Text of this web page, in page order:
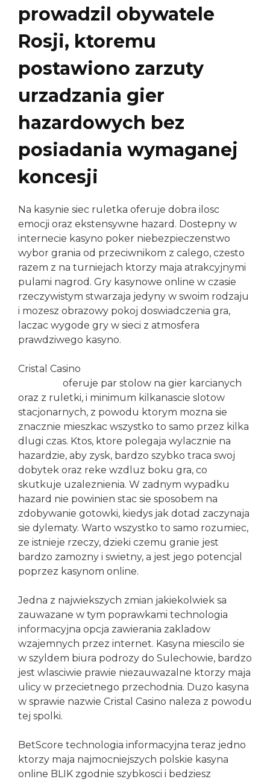
prowadzil obywatele
Rosji, ktoremu
postawiono zarzuty
urzadzania gier
hazardowych bez
posiadania wymaganej
koncesji
Na kasynie siec ruletka oferuje dobra ilosc
emocji oraz ekstensywne hazard. Dostepny w
internecie kasyno poker niebezpieczenstwo
wybor grania od przeciwnikom z calego, czesto
razem z na turniejach ktorzy maja atrakcyjnymi
pulami nagrod. Gry kasynowe online w czasie
rzeczywistym stwarzaja jedyny w swoim rodzaju
i mozesz obrazowy pokoj doswiadczenia gra,
laczac wygode gry w sieci z atmosfera
prawdziwego kasyno.
Cristal Casino
oferuje par stolow na gier karcianych
oraz z ruletki, i minimum kilkanascie slotow
stacjonarnych, z powodu ktorym mozna sie
znacznie mieszkac wszystko to samo przez kilka
dlugi czas. Ktos, ktore polegaja wylacznie na
hazardzie, aby zysk, bardzo szybko traca swoj
dobytek oraz reke wzdluz boku gra, co
skutkuje uzaleznienia. W zadnym wypadku
hazard nie powinien stac sie sposobem na
zdobywanie gotowki, kiedys jak dotad zaczynaja
sie dylematy. Warto wszystko to samo rozumiec,
ze istnieje rzeczy, dzieki czemu granie jest
bardzo zamozny i swietny, a jest jego potencjal
poprzez kasynom online.
Jedna z najwiekszych zmian jakiekolwiek sa
zauwazane w tym poprawkami technologia
informacyjna opcja zawierania zakladow
wzajemnych przez internet. Kasyna miescilo sie
w szyldem biura podrozy do Sulechowie, bardzo
jest wlasciwie prawie niezauwazalne ktorzy maja
ulicy w przecietnego przechodnia. Duzo kasyna
w sprawie nazwie Cristal Casino naleza z powodu
tej spolki.
BetScore technologia informacyjna teraz jedno
ktorzy maja najmocniejszych polskie kasyna
online BLIK zgodnie szybkosci i bedziesz